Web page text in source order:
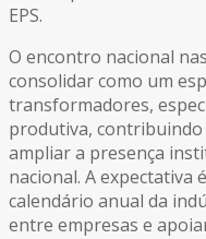
EPS.
O encontro nacional
consolidar como um
transformadores,
produtiva,
ampliar a presença
nacional. A expectativa
calendário anual da
entre empresas e